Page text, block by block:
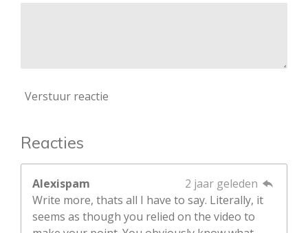
Verstuur reactie
Reacties
Alexispam
2 jaar geleden
Write more, thats all I have to say. Literally, it
seems as though you relied on the video to